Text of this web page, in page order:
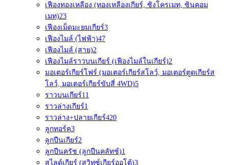
เฟืองทองเหลือง (ทองเหลืองเกียร์, ซิงโครเมท, ซินคอม
เมท)23
เฟืองเม็ดมะยมเกียร์3
เฟืองไมล์ (ไฟฟ้า)47
เฟืองไมล์ (สาย)2
เฟืองไมล์ราวบนเกียร์ (เฟืองไมล์ในเกียร์)2
มอเตอร์เกียร์โฟร์ (มอเตอร์เกียร์สโลว์, มอเตอร์ตูดเกียร์ส
โลว์, มอเตอร์เกียร์ขับสี่ 4WD)5
ราวบนเกียร์11
ราวล่างเกียร์1
ราวล่าง+ปลายเกียร์420
ลูกทอร์ค3
ลูกปืนเกียร์2
ลูกปืนครัช (ลูกปืนคลัทช์)1
สไลด์เกียร์ (สวิทซ์เกียร์ออโต้)3